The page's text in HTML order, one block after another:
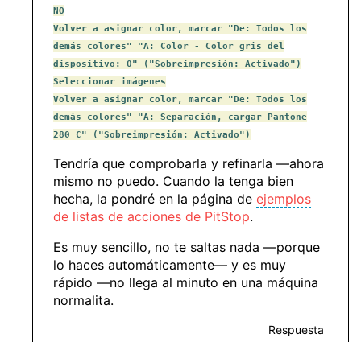
NO
Volver a asignar color, marcar "De: Todos los
demás colores" "A: Color - Color gris del
dispositivo: 0" ("Sobreimpresión: Activado")
Seleccionar imágenes
Volver a asignar color, marcar "De: Todos los
demás colores" "A: Separación, cargar Pantone
280 C" ("Sobreimpresión: Activado")
Tendría que comprobarla y refinarla —ahora
mismo no puedo. Cuando la tenga bien
hecha, la pondré en la página de ejemplos
de listas de acciones de PitStop.
Es muy sencillo, no te saltas nada —porque
lo haces automáticamente— y es muy
rápido —no llega al minuto en una máquina
normalita.
Respuesta